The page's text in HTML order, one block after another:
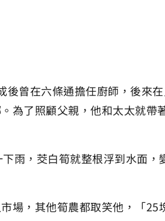
曾在六條通擔任廚師，後來
為了照顧父親，他和太太就帶
雨，茭白筍就整根浮到水面，
場，其他筍農都取笑他，「25